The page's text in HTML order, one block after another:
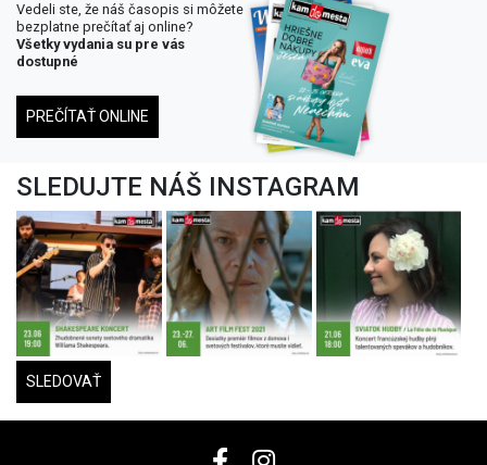
Vedeli ste, že náš časopis si môžete
bezplatne prečítať aj online?
Všetky vydania su pre vás
dostupné
PREČÍTAŤ ONLINE
SLEDUJTE NÁŠ INSTAGRAM
SLEDOVAŤ